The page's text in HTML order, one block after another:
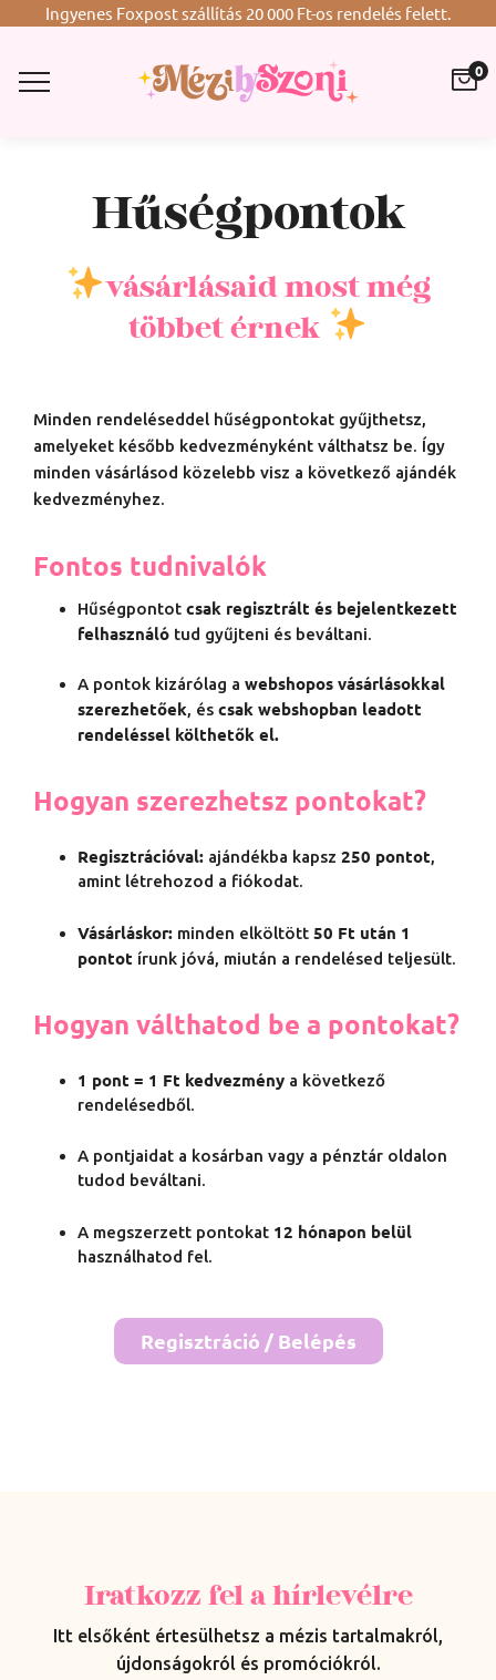
Ingyenes Foxpost szállítás 20 000 Ft-os rendelés felett.
0
Hűségpontok
vásárlásaid most még
többet érnek
Minden rendeléseddel hűségpontokat gyűjthetsz,
amelyeket később kedvezményként válthatsz be. Így
minden vásárlásod közelebb visz a következő ajándék
kedvezményhez.
Fontos tudnivalók
Hűségpontot csak regisztrált és bejelentkezett
felhasználó tud gyűjteni és beváltani.
A pontok kizárólag a webshopos vásárlásokkal
szerezhetőek, és csak webshopban leadott
rendeléssel költhetők el.
Hogyan szerezhetsz pontokat?
Regisztrációval: ajándékba kapsz 250 pontot,
amint létrehozod a fiókodat.
Vásárláskor: minden elköltött 50 Ft után 1
pontot írunk jóvá, miután a rendelésed teljesült.
Hogyan válthatod be a pontokat?
1 pont = 1 Ft kedvezmény a következő
rendelésedből.
A pontjaidat a kosárban vagy a pénztár oldalon
tudod beváltani.
A megszerzett pontokat 12 hónapon belül
használhatod fel.
Regisztráció / Belépés
Iratkozz fel a hírlevélre
Itt elsőként értesülhetsz a mézis tartalmakról,
újdonságokról és promóciókról.